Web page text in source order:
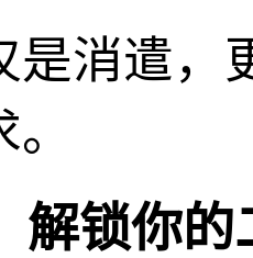
是消遣，
解锁你